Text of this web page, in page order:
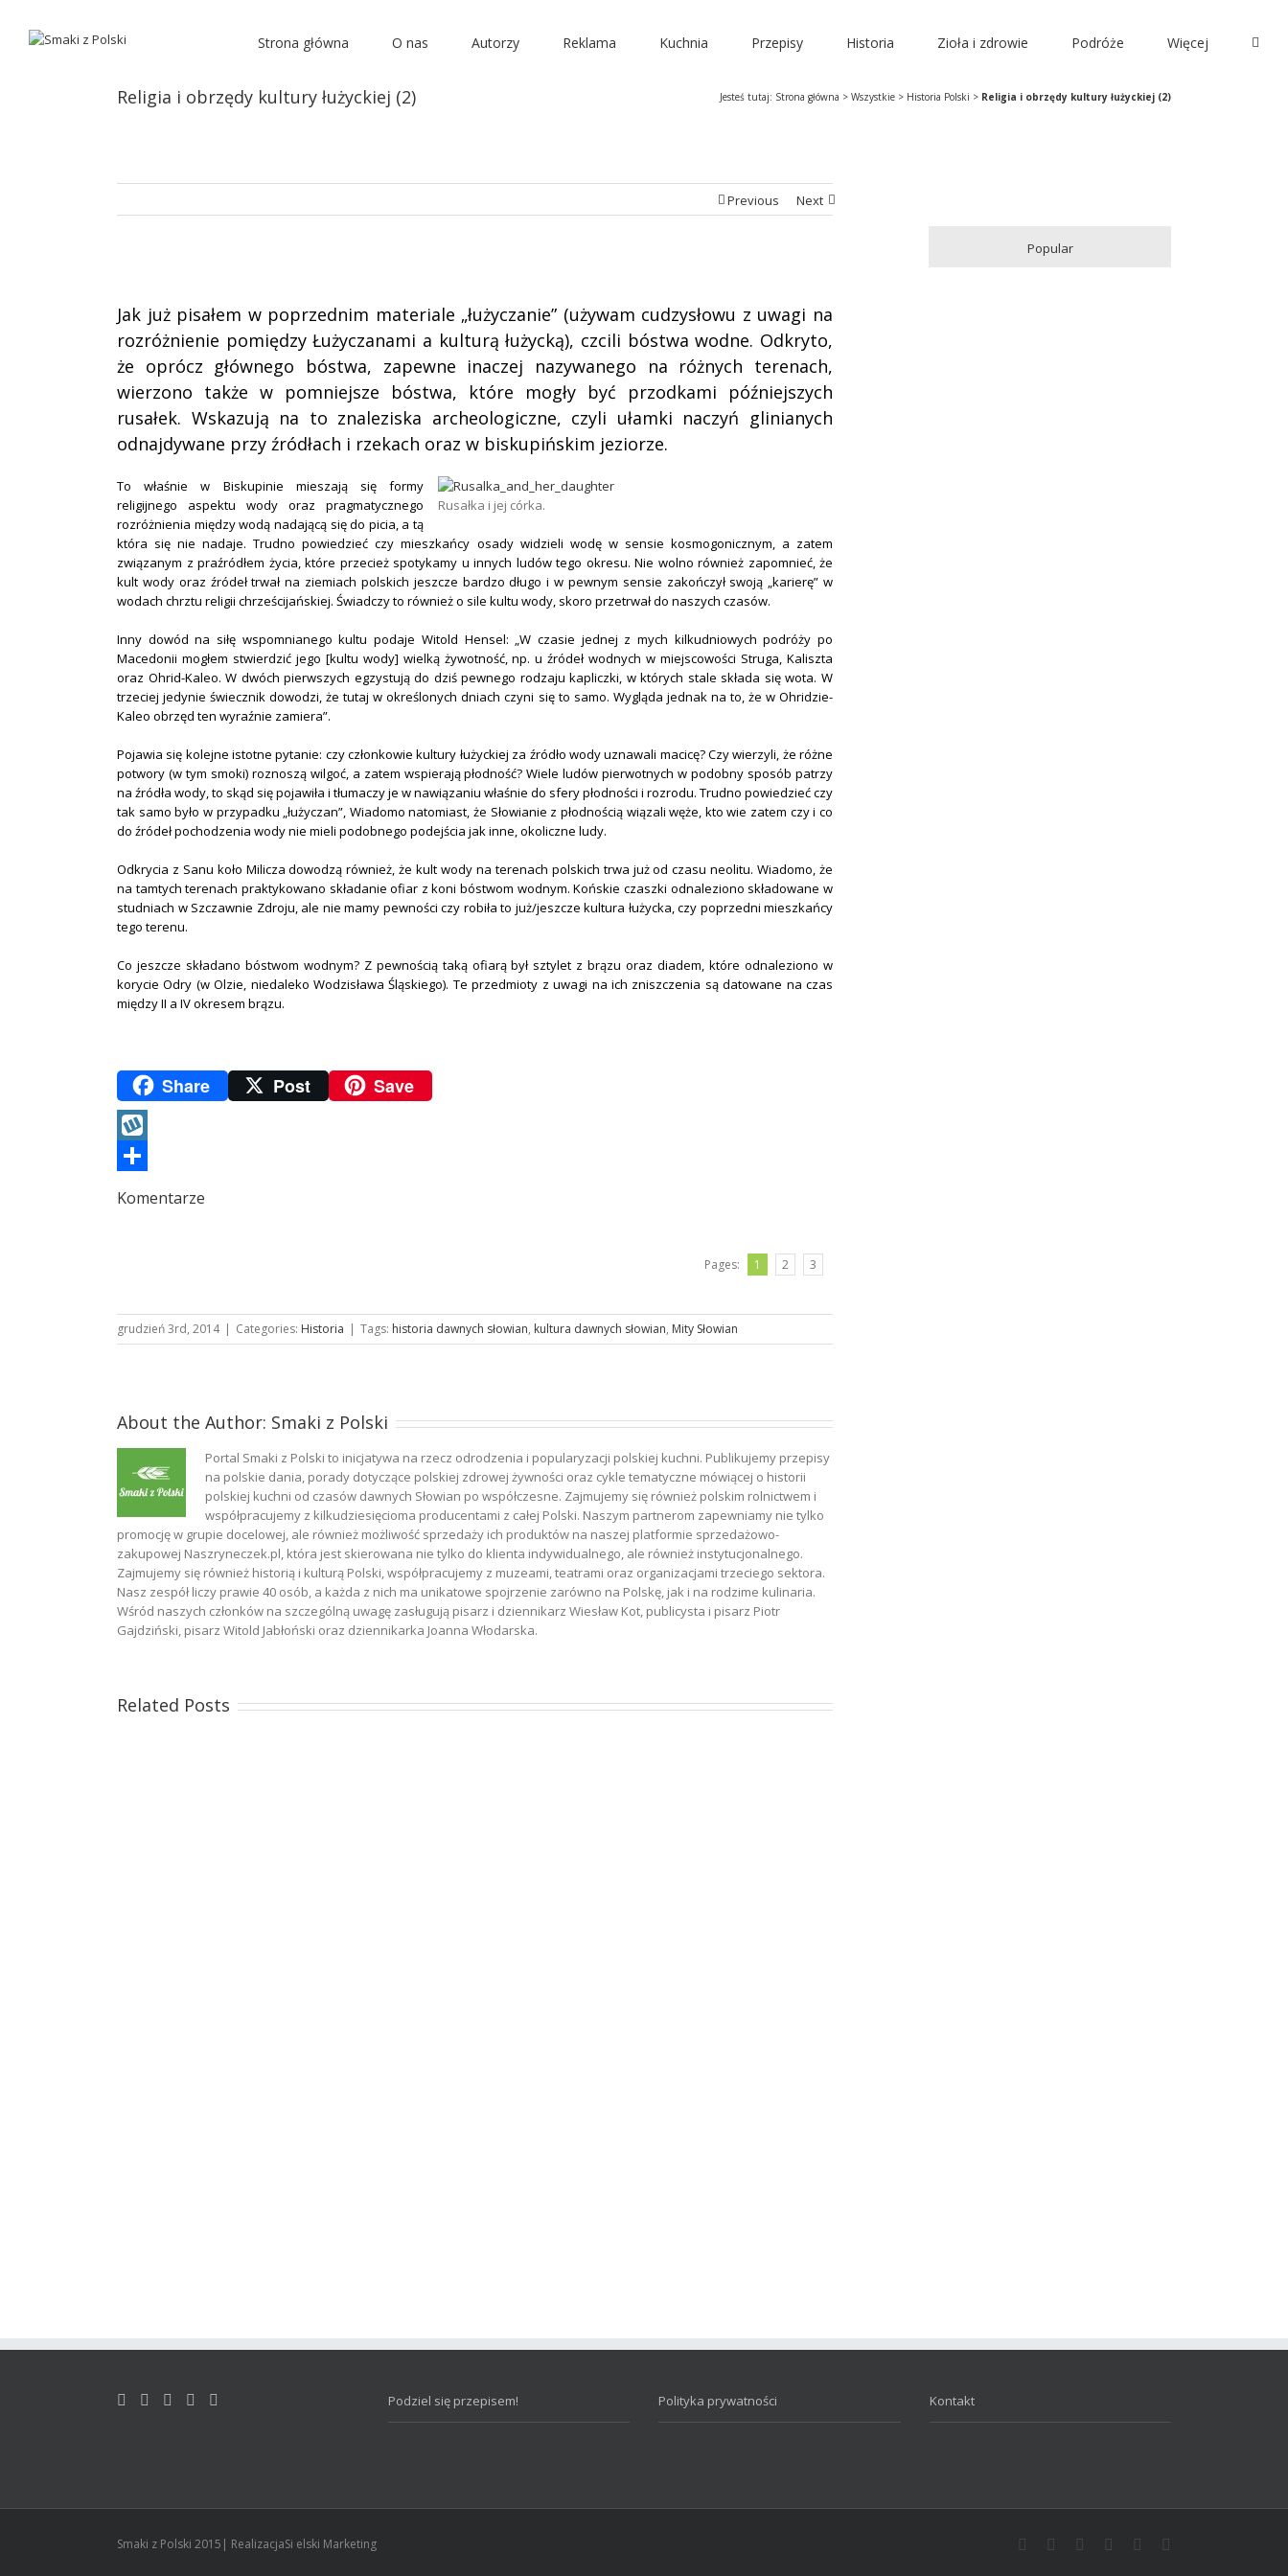
Strona główna O nas Autorzy Reklama Kuchnia Przepisy Historia Zioła i zdrowie Podróże Więcej
Religia i obrzędy kultury łużyckiej (2) Jesteś tutaj: Strona główna > Wszystkie > Historia Polski > Religia i obrzędy kultury łużyckiej (2)
Previous Next
Jak już pisałem w poprzednim materiale „łużyczanie” (używam cudzysłowu z uwagi na
rozróżnienie pomiędzy Łużyczanami a kulturą łużycką), czcili bóstwa wodne. Odkryto,
że oprócz głównego bóstwa, zapewne inaczej nazywanego na różnych terenach,
wierzono także w pomniejsze bóstwa, które mogły być przodkami późniejszych
rusałek. Wskazują na to znaleziska archeologiczne, czyli ułamki naczyń glinianych
odnajdywane przy źródłach i rzekach oraz w biskupińskim jeziorze.
Rusałka i jej córka.
To właśnie w Biskupinie mieszają się formy
religijnego aspektu wody oraz pragmatycznego
rozróżnienia między wodą nadającą się do picia, a tą
która się nie nadaje. Trudno powiedzieć czy mieszkańcy osady widzieli wodę w sensie kosmogonicznym, a zatem
związanym z praźródłem życia, które przecież spotykamy u innych ludów tego okresu. Nie wolno również zapomnieć, że
kult wody oraz źródeł trwał na ziemiach polskich jeszcze bardzo długo i w pewnym sensie zakończył swoją „karierę” w
wodach chrztu religii chrześcijańskiej. Świadczy to również o sile kultu wody, skoro przetrwał do naszych czasów.
Inny dowód na siłę wspomnianego kultu podaje Witold Hensel: „W czasie jednej z mych kilkudniowych podróży po
Macedonii mogłem stwierdzić jego [kultu wody] wielką żywotność, np. u źródeł wodnych w miejscowości Struga, Kaliszta
oraz Ohrid-Kaleo. W dwóch pierwszych egzystują do dziś pewnego rodzaju kapliczki, w których stale składa się wota. W
trzeciej jedynie świecznik dowodzi, że tutaj w określonych dniach czyni się to samo. Wygląda jednak na to, że w Ohridzie-
Kaleo obrzęd ten wyraźnie zamiera”.
Pojawia się kolejne istotne pytanie: czy członkowie kultury łużyckiej za źródło wody uznawali macicę? Czy wierzyli, że różne
potwory (w tym smoki) roznoszą wilgoć, a zatem wspierają płodność? Wiele ludów pierwotnych w podobny sposób patrzy
na źródła wody, to skąd się pojawiła i tłumaczy je w nawiązaniu właśnie do sfery płodności i rozrodu. Trudno powiedzieć czy
tak samo było w przypadku „łużyczan”, Wiadomo natomiast, że Słowianie z płodnością wiązali węże, kto wie zatem czy i co
do źródeł pochodzenia wody nie mieli podobnego podejścia jak inne, okoliczne ludy.
Odkrycia z Sanu koło Milicza dowodzą również, że kult wody na terenach polskich trwa już od czasu neolitu. Wiadomo, że
na tamtych terenach praktykowano składanie ofiar z koni bóstwom wodnym. Końskie czaszki odnaleziono składowane w
studniach w Szczawnie Zdroju, ale nie mamy pewności czy robiła to już/jeszcze kultura łużycka, czy poprzedni mieszkańcy
tego terenu.
Co jeszcze składano bóstwom wodnym? Z pewnością taką ofiarą był sztylet z brązu oraz diadem, które odnaleziono w
korycie Odry (w Olzie, niedaleko Wodzisława Śląskiego). Te przedmioty z uwagi na ich zniszczenia są datowane na czas
między II a IV okresem brązu.
Share Post Save
Wykop
Komentarze
Pages: 1 2 3
grudzień 3rd, 2014 | Categories: Historia | Tags: historia dawnych słowian, kultura dawnych słowian, Mity Słowian
About the Author: Smaki z Polski
Portal Smaki z Polski to inicjatywa na rzecz odrodzenia i popularyzacji polskiej kuchni. Publikujemy przepisy
na polskie dania, porady dotyczące polskiej zdrowej żywności oraz cykle tematyczne mówiącej o historii
polskiej kuchni od czasów dawnych Słowian po współczesne. Zajmujemy się również polskim rolnictwem i
współpracujemy z kilkudziesięcioma producentami z całej Polski. Naszym partnerom zapewniamy nie tylko
promocję w grupie docelowej, ale również możliwość sprzedaży ich produktów na naszej platformie sprzedażowo-
zakupowej Naszryneczek.pl, która jest skierowana nie tylko do klienta indywidualnego, ale również instytucjonalnego.
Zajmujemy się również historią i kulturą Polski, współpracujemy z muzeami, teatrami oraz organizacjami trzeciego sektora.
Nasz zespół liczy prawie 40 osób, a każda z nich ma unikatowe spojrzenie zarówno na Polskę, jak i na rodzime kulinaria.
Wśród naszych członków na szczególną uwagę zasługują pisarz i dziennikarz Wiesław Kot, publicysta i pisarz Piotr
Gajdziński, pisarz Witold Jabłoński oraz dziennikarka Joanna Włodarska.
Related Posts
Popular
Podziel się przepisem! Polityka prywatności Kontakt
Smaki z Polski 2015| RealizacjaSi elski Marketing